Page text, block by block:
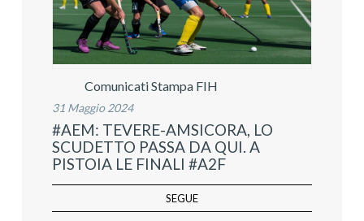
Comunicati Stampa FIH
31 Maggio 2024
#AEM: TEVERE-AMSICORA, LO
SCUDETTO PASSA DA QUI. A
PISTOIA LE FINALI #A2F
SEGUE